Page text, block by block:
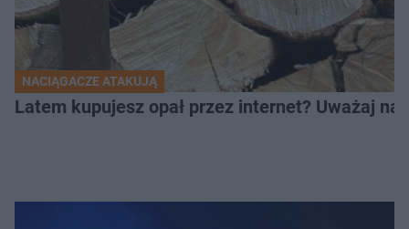
NACIĄGACZE ATAKUJĄ
Latem kupujesz opał przez internet? Uważaj na